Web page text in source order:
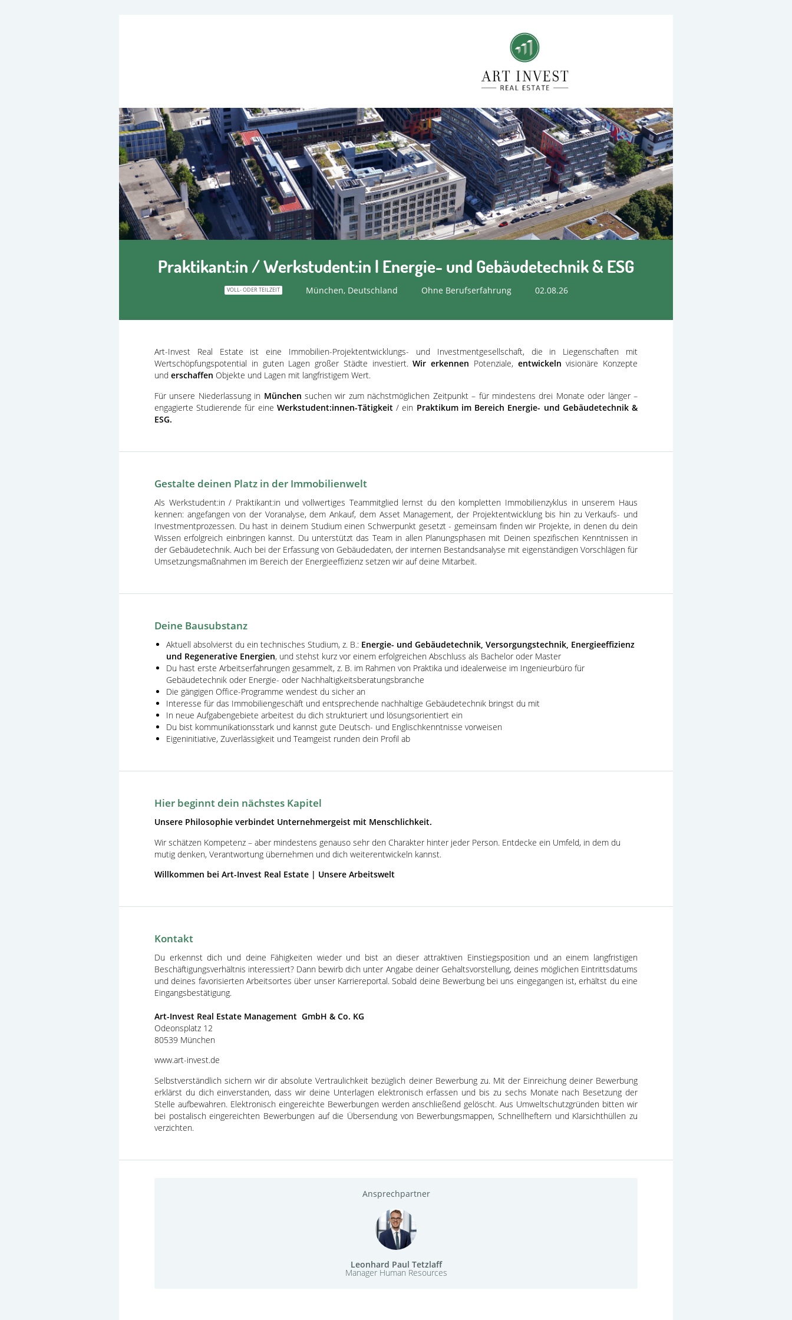
Praktikant:in / Werkstudent:in | Energie- und Gebäudetechnik & ESG
VOLL- ODER TEILZEIT München, Deutschland Ohne Berufserfahrung 02.08.26
Art-Invest Real Estate ist eine Immobilien-Projektentwicklungs- und Investmentgesellschaft, die in Liegenschaften mit
Wertschöpfungspotential in guten Lagen großer Städte investiert.Wir erkennen Potenziale, entwickeln visionäre Konzepte
und erschaffen Objekte und Lagen mit langfristigem Wert.
Für unsere Niederlassung in Münchensuchen wir zum nächstmöglichen Zeitpunkt – für mindestens drei Monate oder länger –
engagierte Studierende für eine Werkstudent:innen-Tätigkeit / ein Praktikum im Bereich Energie- und Gebäudetechnik &
ESG.
Gestalte deinen Platz in der Immobilienwelt
Als Werkstudent:in / Praktikant:in und vollwertiges Teammitglied lernst du den kompletten Immobilienzyklus in unserem Haus
kennen: angefangen von der Voranalyse, dem Ankauf, dem Asset Management, der Projektentwicklung bis hin zu Verkaufs- und
Investmentprozessen. Du hast in deinem Studium einen Schwerpunkt gesetzt - gemeinsam finden wir Projekte, in denen du dein
Wissen erfolgreich einbringen kannst. Du unterstützt das Team in allen Planungsphasen mit Deinen spezifischen Kenntnissen in
der Gebäudetechnik. Auch bei der Erfassung von Gebäudedaten, der internen Bestandsanalyse mit eigenständigen Vorschlägen für
Umsetzungsmaßnahmen im Bereich der Energieeffizienz setzen wir auf deine Mitarbeit.
Deine Bausubstanz
Aktuell absolvierst du ein technisches Studium, z. B.: Energie- und Gebäudetechnik, Versorgungstechnik, Energieeffizienz
und Regenerative Energien, und stehst kurz vor einem erfolgreichen Abschluss als Bachelor oder Master
Du hast erste Arbeitserfahrungen gesammelt, z. B. im Rahmen von Praktika und idealerweise im Ingenieurbüro für
Gebäudetechnik oder Energie- oder Nachhaltigkeitsberatungsbranche
Die gängigen Office-Programme wendest du sicher an
Interesse für das Immobiliengeschäft und entsprechende nachhaltige Gebäudetechnik bringst du mit
In neue Aufgabengebiete arbeitest du dich strukturiert und lösungsorientiert ein
Du bist kommunikationsstark und kannst gute Deutsch- und Englischkenntnisse vorweisen
Eigeninitiative, Zuverlässigkeit und Teamgeist runden dein Profil ab
Hier beginnt dein nächstes Kapitel
Unsere Philosophie verbindet Unternehmergeist mit Menschlichkeit.
Wir schätzen Kompetenz – aber mindestens genauso sehr den Charakter hinter jeder Person. Entdecke ein Umfeld, in dem du
mutig denken, Verantwortung übernehmen und dich weiterentwickeln kannst.
Willkommen bei Art-Invest Real Estate | Unsere Arbeitswelt
Kontakt
Du erkennst dich und deine Fähigkeiten wieder und bist an dieser attraktiven Einstiegsposition und an einem langfristigen
Beschäftigungsverhältnis interessiert? Dann bewirb dich unter Angabe deiner Gehaltsvorstellung, deines möglichen Eintrittsdatums
und deines favorisierten Arbeitsortes über unser Karriereportal. Sobald deine Bewerbung bei uns eingegangen ist, erhältst du eine
Eingangsbestätigung.
Art-Invest Real Estate Management GmbH & Co. KG
Odeonsplatz 12
80539 München
www.art-invest.de
Selbstverständlich sichern wir dir absolute Vertraulichkeit bezüglich deiner Bewerbung zu. Mit der Einreichung deiner Bewerbung
erklärst du dich einverstanden, dass wir deine Unterlagen elektronisch erfassen und bis zu sechs Monate nach Besetzung der
Stelle aufbewahren. Elektronisch eingereichte Bewerbungen werden anschließend gelöscht. Aus Umweltschutzgründen bitten wir
bei postalisch eingereichten Bewerbungen auf die Übersendung von Bewerbungsmappen, Schnellheftern und Klarsichthüllen zu
verzichten.
Ansprechpartner
Leonhard Paul Tetzlaff
Manager Human Resources